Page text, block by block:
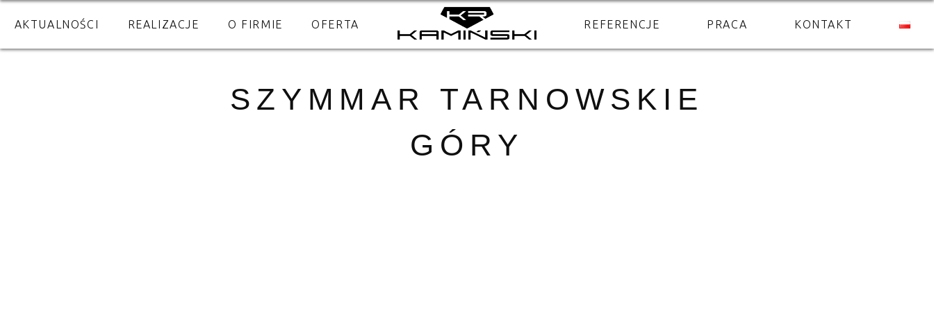
AKTUALNOŚCI REALIZACJE O FIRMIE OFERTA REFERENCJE PRACA KONTAKT
SZYMMAR TARNOWSKIE
GÓRY